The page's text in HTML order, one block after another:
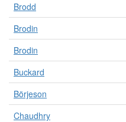
u
t
t
n
Brodd
Brodin
Brodin
Buckard
Börjeson
Chaudhry